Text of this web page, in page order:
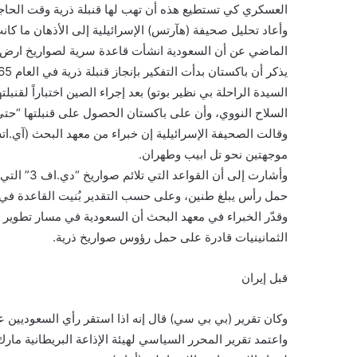
العسكري كي تستطيع هذه أن تهب لها قنبلة ذرية وقت
وأعاد تحليل صحيفة (هآرتس) الإسرائيلية إلى الأذهان
الماضي عن أن السعودية انشأت قاعدة سرية لصواريخ
السلاح النووي، وأن على باكستان الحصول على قنبلتها
وقالت الصحيفة الإسرائيلية إن خبراء من معهد البحث
موجهتين نحو تل ابيب وطهران.
حمل رأس يبلغ طنين، وعلى حسب التقدير بُنيت القاعدة
الثمانينيات قادرة على حمل رؤوس صواريخ ذرية.
قبل إيران
وكان تقرير (بي بي سي) قال إنه اذا استقر رأي
واعتمد تقرير المحرر السياسي لهيئة الإذاعة